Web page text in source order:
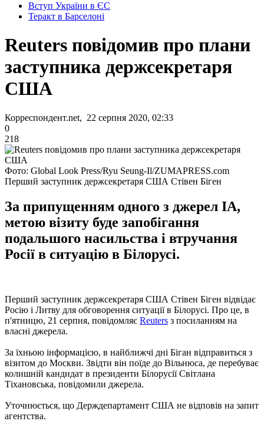
Вступ України в ЄС
Теракт в Барселоні
Reuters повідомив про плани
заступника держсекретаря
США
Корреспондент.net, 22 серпня 2020, 02:33
0
218
Фото: Global Look Press/Ryu Seung-Il/ZUMAPRESS.com
Перший заступник держсекретаря США Стівен Біген
За припущенням одного з джерел ІА,
метою візиту буде запобігання
подальшого насильства і втручання
Росії в ситуацію в Білорусі.
Перший заступник держсекретаря США Стівен Біген відвідає
Росію і Литву для обговорення ситуації в Білорусі. Про це, в
п'ятницю, 21 серпня, повідомляє Reuters з посиланням на
власні джерела.
За їхньою інформацією, в найближчі дні Біган відправиться з
візитом до Москви. Звідти він поїде до Вільнюса, де перебуває
колишній кандидат в президенти Білорусії Світлана
Тіхановська, повідомили джерела.
Уточнюється, що Держдепартамент США не відповів на запит
агентства.